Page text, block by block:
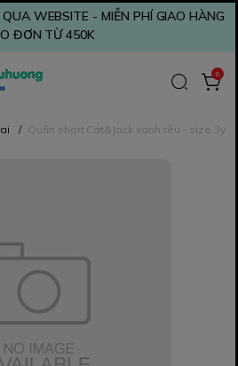
WEBSITE - MIỄN PHÍ GIAO HÀNG
ĐƠN TỪ 450K
0
/ Quần short Cat&Jack xanh rêu - size 3y